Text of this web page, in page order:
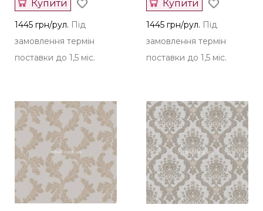
Купити
1445 грн/рул. Під
замовлення термін
поставки до 1,5 міс.
Купити
1445 грн/рул. Під
замовлення термін
поставки до 1,5 міс.